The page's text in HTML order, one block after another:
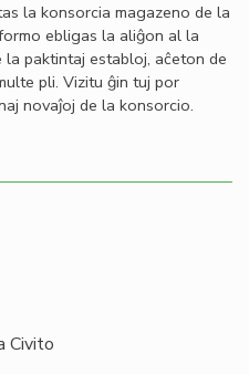
la konsorcia magazeno de la
ebligas la aliĝon al la
paktintaj establoj, aĉeton de
pli. Vizitu ĝin tuj por
novaĵoj de la konsorcio.
Civito